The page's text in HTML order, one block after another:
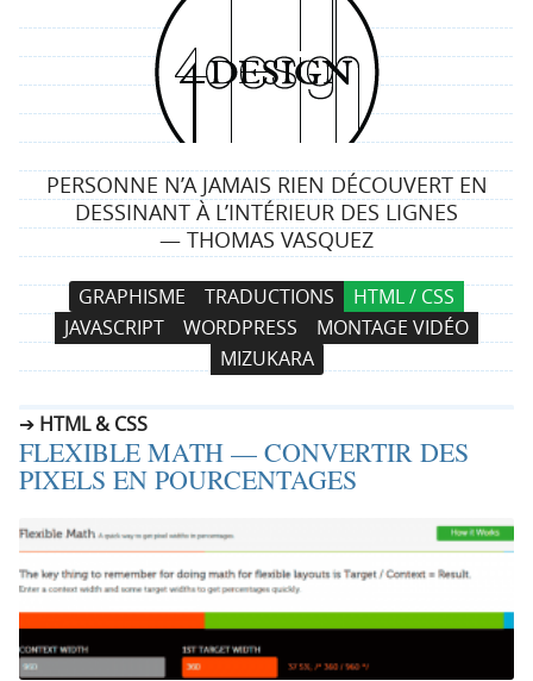
4
d
e
s
i
g
n
PERSONNE N’A JAMAIS RIEN DÉCOUVERT EN
DESSINANT À L’INTÉRIEUR DES LIGNES
— THOMAS VASQUEZ
a
t
i
o
n
p
r
i
n
a
u
c
o
n
t
e
n
u
GRAPHISME TRADUCTIONS
HTML / CSS
JAVASCRIPT
WORDPRESS
MONTAGE VIDÉO
MIZUKARA
HTML & CSS
FLEXIBLE MATH — CONVERTIR DES
PIXELS EN POURCENTAGES